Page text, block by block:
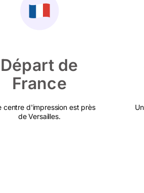
Départ de
France
centre d'impression est près
de Versailles.